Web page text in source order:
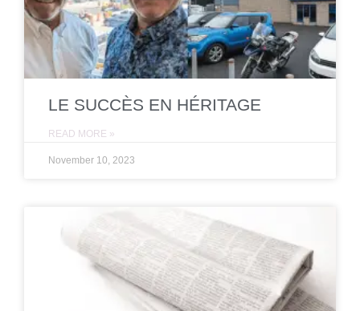
LE SUCCÈS EN HÉRITAGE
READ MORE »
November 10, 2023